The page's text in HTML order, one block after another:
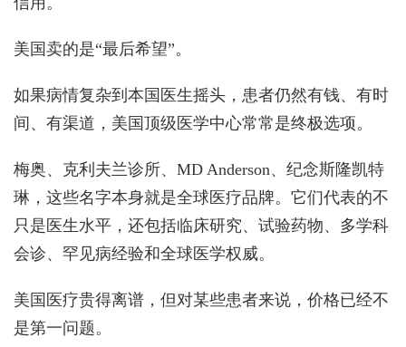
美国卖的是“最后希望”。
如果病情复杂到本国医生摇头，患者仍然有钱、有时
间、有渠道，美国顶级医学中心常常是终极选项。
梅奥、克利夫兰诊所、MD Anderson、纪念斯隆凯特
琳，这些名字本身就是全球医疗品牌。它们代表的不
只是医生水平，还包括临床研究、试验药物、多学科
会诊、罕见病经验和全球医学权威。
美国医疗贵得离谱，但对某些患者来说，价格已经不
是第一问题。